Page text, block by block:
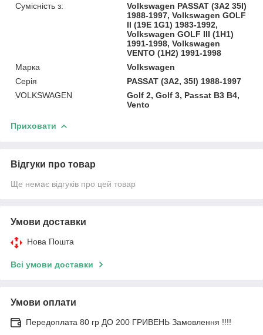
Сумісність з:
Volkswagen PASSAT (3A2 35I)
1988-1997, Volkswagen GOLF
II (19E 1G1) 1983-1992,
Volkswagen GOLF III (1H1)
1991-1998, Volkswagen
VENTO (1H2) 1991-1998
Марка
Volkswagen
Серія
PASSAT (3A2, 35I) 1988-1997
VOLKSWAGEN
Golf 2, Golf 3, Passat B3 B4,
Vento
Приховати
Відгуки про товар
Ще немає відгуків про цей товар
Умови доставки
Нова Пошта
Всі умови доставки
Умови оплати
Передоплата 80 гр ДО 200 ГРИВЕНЬ Замовлення !!!!